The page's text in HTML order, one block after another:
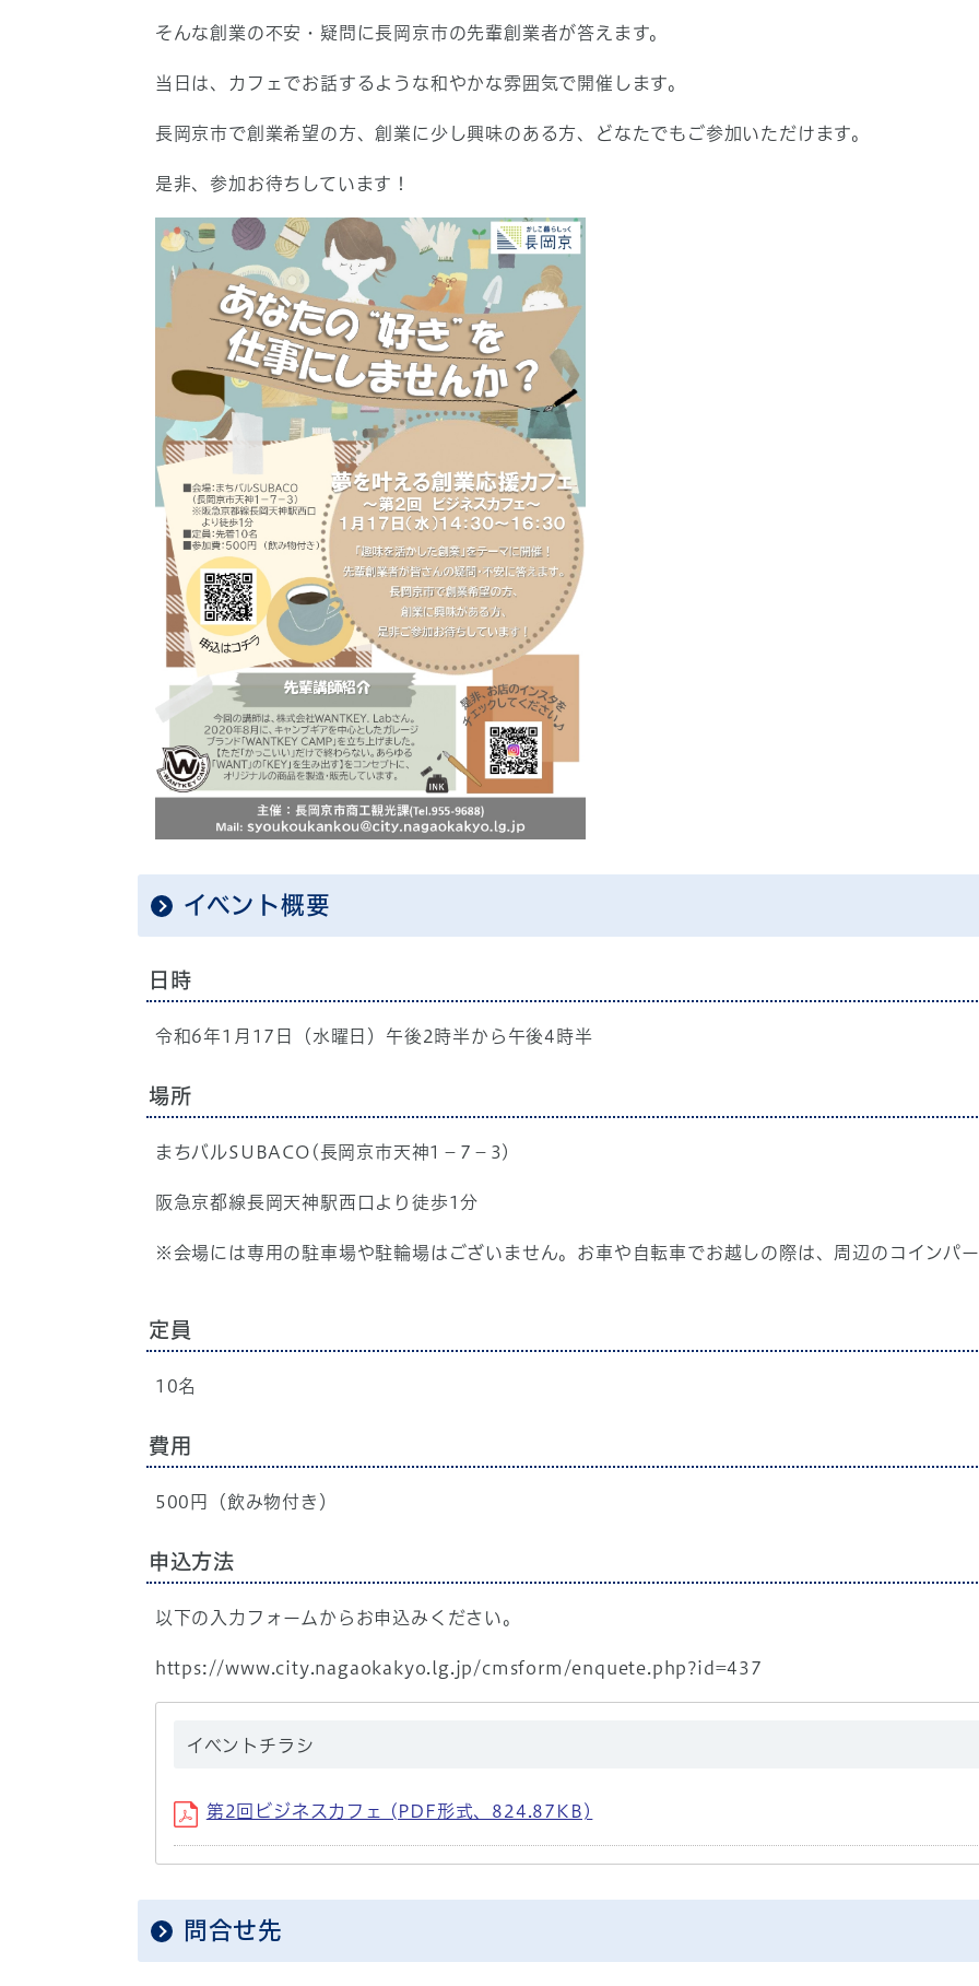
そんな創業の不安・疑問に長岡京市の先輩創業者が答えます。
当日は、カフェでお話するような和やかな雰囲気で開催します。
長岡京市で創業希望の方、創業に少し興味のある方、どなたでもご参加いただけます。
是非、参加お待ちしています！
イベント概要
日時
令和6年1月17日（水曜日）午後2時半から午後4時半
場所
まちバルSUBACO(長岡京市天神1−7−3)
阪急京都線長岡天神駅西口より徒歩1分
※会場には専用の駐車場や駐輪場はございません。お車や自転車でお越しの際は、周辺のコインパ
定員
10名
費用
500円（飲み物付き）
申込方法
以下の入力フォームからお申込みください。
https://www.city.nagaokakyo.lg.jp/cmsform/enquete.php?id=437
イベントチラシ
第2回ビジネスカフェ (PDF形式、824.87KB)
問合せ先